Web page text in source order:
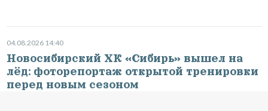
04.08.2026 14:40
Новосибирский ХК «Сибирь» вышел на
лёд: фоторепортаж открытой тренировки
перед новым сезоном